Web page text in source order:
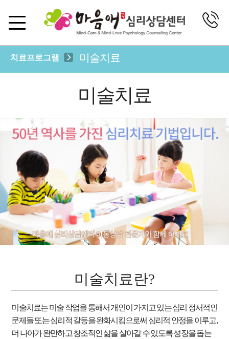
치료프로그램 미술치료
미술치료
미술치료란?
미술치료는 미술 작업을 통해서 개인이 가지고 있는 심리 정서적인
문제들 또는 심리적 갈등을 완화시킴으로써 심리적 안정을 이루고,
더 나아가 완만하고 창조적인 삶을 살아갈 수 있도록 성장을 돕는